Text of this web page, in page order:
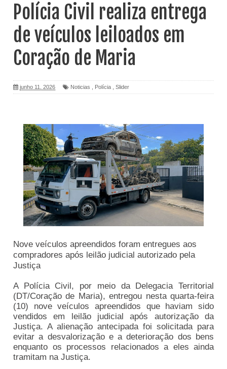
Polícia Civil realiza entrega
de veículos leiloados em
Coração de Maria
junho 11, 2026 Noticias Polícia Slider
Nove veículos apreendidos foram entregues aos
compradores após leilão judicial autorizado pela
Justiça
A Polícia Civil, por meio da Delegacia Territorial
(DT/Coração de Maria), entregou nesta quarta-feira
(10) nove veículos apreendidos que haviam sido
vendidos em leilão judicial após autorização da
Justiça. A alienação antecipada foi solicitada para
evitar a desvalorização e a deterioração dos bens
enquanto os processos relacionados a eles ainda
tramitam na Justiça.